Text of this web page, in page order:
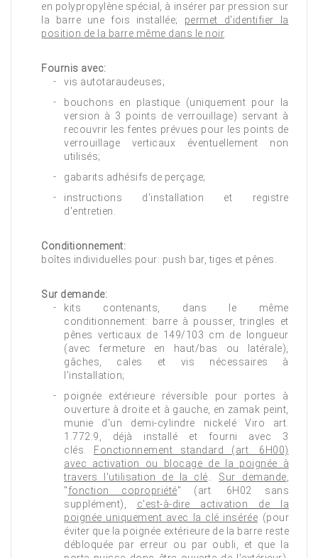
en polypropylène spécial, à insérer par pression sur
la barre une fois installée; permet d'identifier la
position de la barre même dans le noir
Fournis avec:
vis autotaraudeuses;
bouchons en plastique (uniquement pour la
version à 3 points de verrouillage) servant à
recouvrir les fentes prévues pour les points de
verrouillage verticaux éventuellement non
utilisés;
gabarits adhésifs de perçage;
instructions d'installation et registre
d'entretien.
Conditionnement:
boîtes individuelles pour: push bar, tiges et pênes.
Sur demande:
kits contenants, dans le même
conditionnement: barre à pousser, tringles et
pênes verticaux de 149/103 cm de longueur
(avec fermeture en haut/bas ou latérale),
gâches, cales et vis nécessaires à
l'installation;
poignée extérieure réversible pour portes à
ouverture à droite et à gauche, en zamak peint,
munie d'un demi-cylindre nickelé Viro art.
1.772.9, déjà installé et fourni avec 3
clés.
Fonctionnement standard (art. 6H00)
avec activation ou blocage de la poignée à
travers l'utilisation de la clé
Sur demande
"fonction copropriété" (art. 6H02 sans
supplément), c'est-à-dire activation de la
poignée uniquement avec la clé insérée (pour
éviter que la poignée extérieure de la barre reste
débloquée par erreur ou par oubli, et que la